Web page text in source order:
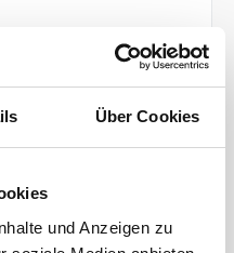
Über Cookies
und Anzeigen zu